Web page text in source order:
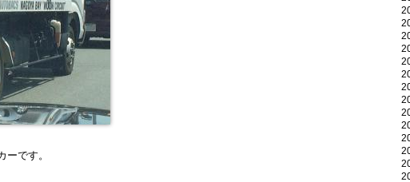
ーです。